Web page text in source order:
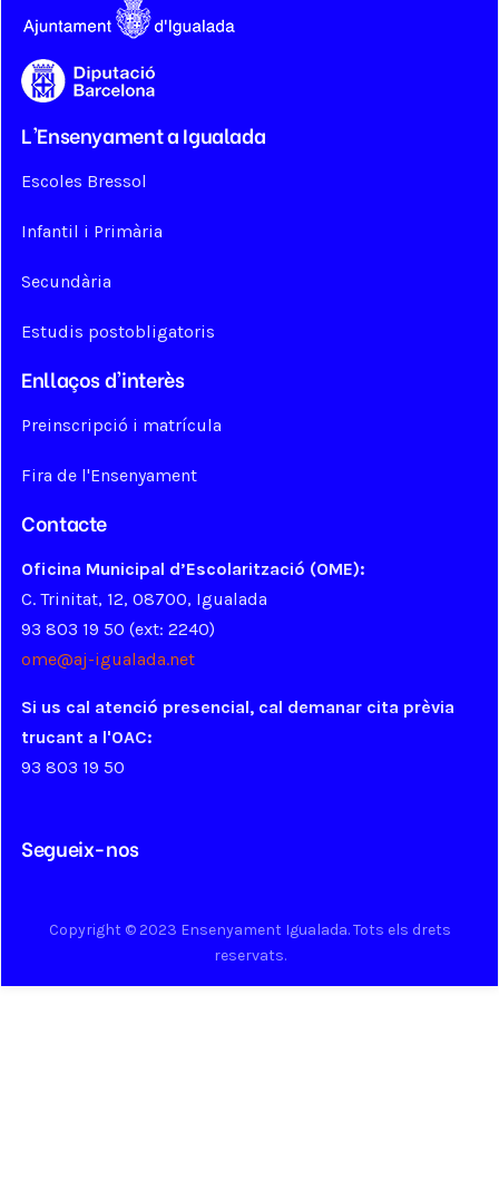
L'Ensenyament a Igualada
Escoles Bressol
Infantil i Primària
Secundària
Estudis postobligatoris
Enllaços d'interès
Preinscripció i matrícula
Fira de l'Ensenyament
Contacte
Oficina Municipal d’Escolarització (OME):
C. Trinitat, 12, 08700, Igualada
93 803 19 50 (ext: 2240)
ome@aj-igualada.net
Si us cal atenció presencial, cal demanar cita prèvia
trucant a l'OAC:
93 803 19 50
Segueix-nos
Copyright © 2023 Ensenyament Igualada. Tots els drets
reservats.